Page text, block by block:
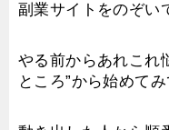
副業サイトをのぞい
やる前からあれこれ
ところ”から始めてみ